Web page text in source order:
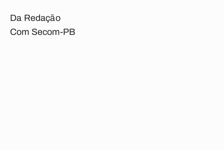
Da Redação
Com Secom-PB